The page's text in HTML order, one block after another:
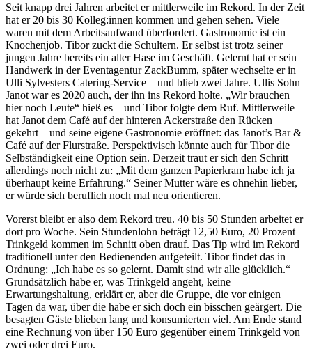
Seit knapp drei Jahren arbeitet er mittlerweile im Rekord. In der Zeit
hat er 20 bis 30 Kolleg:innen kommen und gehen sehen. Viele
waren mit dem Arbeitsaufwand überfordert. Gastronomie ist ein
Knochenjob. Tibor zuckt die Schultern. Er selbst ist trotz seiner
jungen Jahre bereits ein alter Hase im Geschäft. Gelernt hat er sein
Handwerk in der Eventagentur ZackBumm, später wechselte er in
Ulli Sylvesters Catering-Service – und blieb zwei Jahre. Ullis Sohn
Janot war es 2020 auch, der ihn ins Rekord holte. „Wir brauchen
hier noch Leute“ hieß es – und Tibor folgte dem Ruf. Mittlerweile
hat Janot dem Café auf der hinteren Ackerstraße den Rücken
gekehrt – und seine eigene Gastronomie eröffnet: das Janot’s Bar &
Café auf der Flurstraße. Perspektivisch könnte auch für Tibor die
Selbständigkeit eine Option sein. Derzeit traut er sich den Schritt
allerdings noch nicht zu: „Mit dem ganzen Papierkram habe ich ja
überhaupt keine Erfahrung.“ Seiner Mutter wäre es ohnehin lieber,
er würde sich beruflich noch mal neu orientieren.
Vorerst bleibt er also dem Rekord treu. 40 bis 50 Stunden arbeitet er
dort pro Woche. Sein Stundenlohn beträgt 12,50 Euro, 20 Prozent
Trinkgeld kommen im Schnitt oben drauf. Das Tip wird im Rekord
traditionell unter den Bedienenden aufgeteilt. Tibor findet das in
Ordnung: „Ich habe es so gelernt. Damit sind wir alle glücklich.“
Grundsätzlich habe er, was Trinkgeld angeht, keine
Erwartungshaltung, erklärt er, aber die Gruppe, die vor einigen
Tagen da war, über die habe er sich doch ein bisschen geärgert. Die
besagten Gäste blieben lang und konsumierten viel. Am Ende stand
eine Rechnung von über 150 Euro gegenüber einem Trinkgeld von
zwei oder drei Euro.